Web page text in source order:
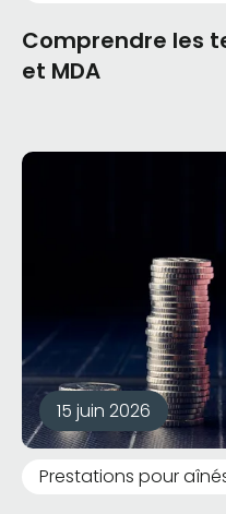
Comprendre les
et MDA
15 juin 2026
Prestations pour